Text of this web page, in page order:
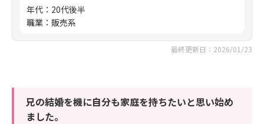
年代 ： 20代後半
職業 ： 販売系
最終更新日：2026/01/23
兄の結婚を機に自分も家庭を持ちたいと思い始め
ました。